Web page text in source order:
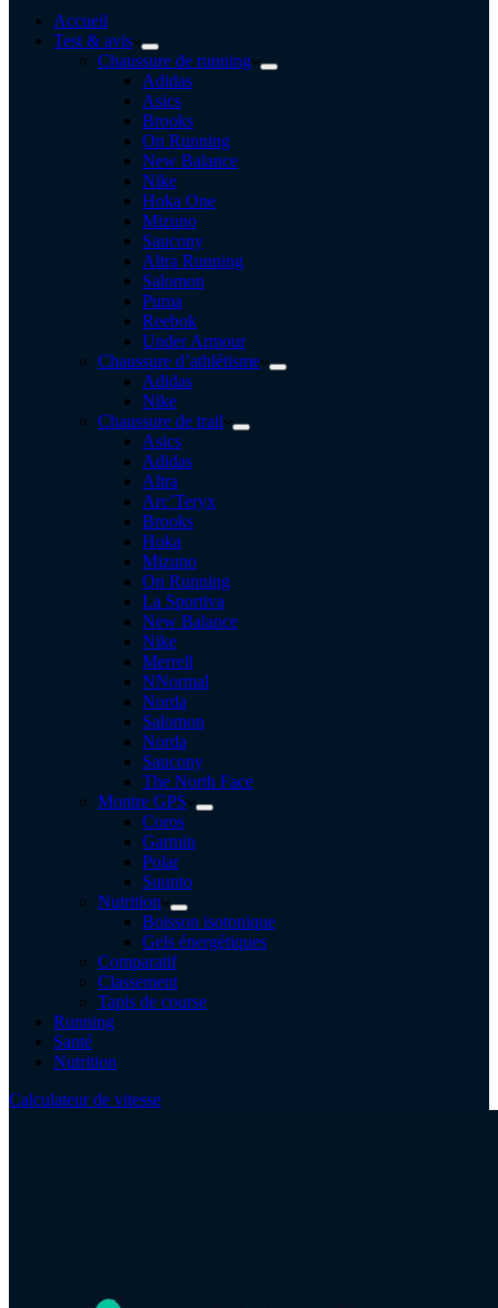
Accueil
Test & avis
Chaussure de running
Adidas
Asics
Brooks
On Running
New Balance
Nike
Hoka One
Mizuno
Saucony
Altra Running
Salomon
Puma
Reebok
Under Armour
Chaussure d’athlétisme
Adidas
Nike
Chaussure de trail
Asics
Adidas
Altra
Arc’Teryx
Brooks
Hoka
Mizuno
On Running
La Sportiva
New Balance
Nike
Merrell
NNormal
Norda
Salomon
Norda
Saucony
The North Face
Montre GPS
Coros
Garmin
Polar
Suunto
Nutrition
Boisson isotonique
Gels énergétiques
Comparatif
Classement
Tapis de course
Running
Santé
Nutrition
Calculateur de vitesse